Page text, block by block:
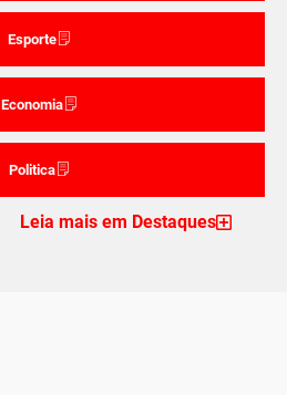
Esporte
Economia
Politica
Leia mais em Destaques